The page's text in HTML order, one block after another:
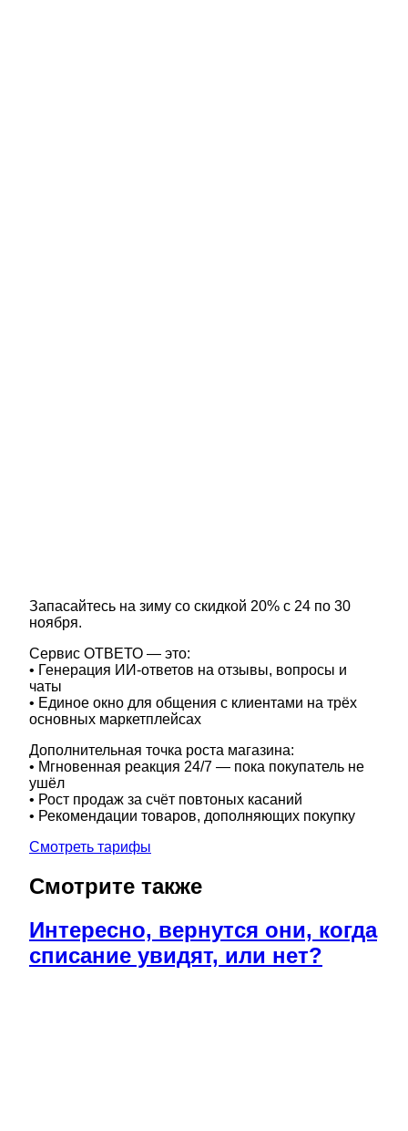
Запасайтесь на зиму со скидкой 20% с 24 по 30
ноября.
Сервис ОТВЕТО — это:
• Генерация ИИ-ответов на отзывы, вопросы и
чаты
• Единое окно для общения с клиентами на трёх
основных маркетплейсах
Дополнительная точка роста магазина:
• Мгновенная реакция 24/7 — пока покупатель не
ушёл
• Рост продаж за счёт повтоных касаний
• Рекомендации товаров, дополняющих покупку
Смотреть тарифы
Смотрите также
Интересно, вернутся они, когда
списание увидят, или нет?